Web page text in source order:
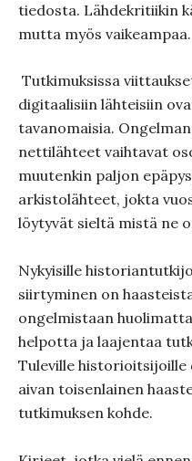
tiedosta. Lähdekritiikin
mutta myös vaikeampaa.
Tutkimuksissa
digitaalisiin lähteisiin
tavanomaisia.
nettilähteet vaihtavat
muutenkin paljon
arkistolähteet, jokta
löytyvät sieltä mistä ne
Nykyisille
siirtyminen on
ongelmistaan
helpotta ja laajentaa
Tuleville historioitsijoille
aivan toisenlainen
tutkimuksen kohde.